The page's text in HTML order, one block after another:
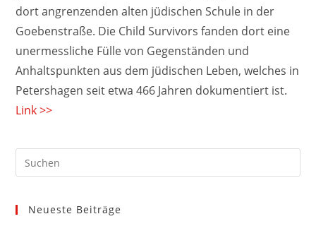
dort angrenzenden alten jüdischen Schule in der
Goebenstraße. Die Child Survivors fanden dort eine
unermessliche Fülle von Gegenständen und
Anhaltspunkten aus dem jüdischen Leben, welches in
Petershagen seit etwa 466 Jahren dokumentiert ist.
Link >>
Neueste Beiträge